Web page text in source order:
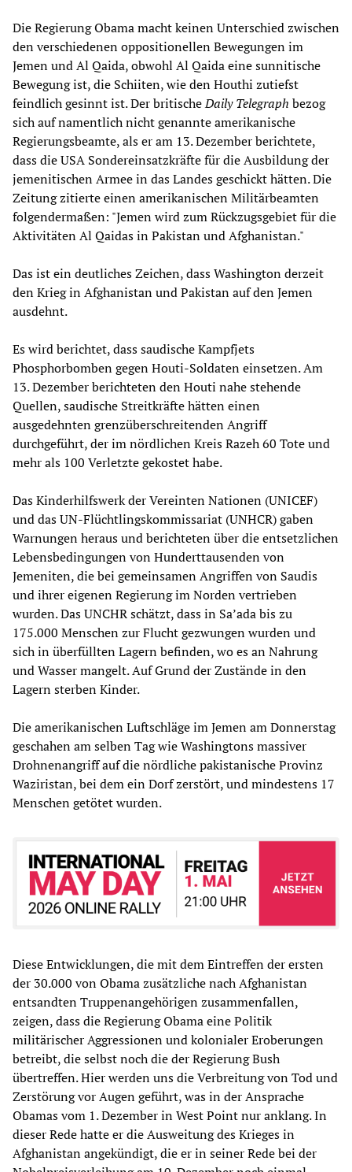
Die Regierung Obama macht keinen Unterschied zwischen
den verschiedenen oppositionellen Bewegungen im
Jemen und Al Qaida, obwohl Al Qaida eine sunnitische
Bewegung ist, die Schiiten, wie den Houthi zutiefst
feindlich gesinnt ist. Der britischeDaily Telegraph bezog
sich auf namentlich nicht genannte amerikanische
Regierungsbeamte, als er am 13. Dezember berichtete,
dass die USA Sondereinsatzkräfte für die Ausbildung der
jemenitischen Armee in das Landes geschickt hätten. Die
Zeitung zitierte einen amerikanischen Militärbeamten
folgendermaßen: "Jemen wird zum Rückzugsgebiet für die
Aktivitäten Al Qaidas in Pakistan und Afghanistan."
Das ist ein deutliches Zeichen, dass Washington derzeit
den Krieg in Afghanistan und Pakistan auf den Jemen
ausdehnt.
Es wird berichtet, dass saudische Kampfjets
Phosphorbomben gegen Houti-Soldaten einsetzen. Am
13. Dezember berichteten den Houti nahe stehende
Quellen, saudische Streitkräfte hätten einen
ausgedehnten grenzüberschreitenden Angriff
durchgeführt, der im nördlichen Kreis Razeh 60 Tote und
mehr als 100 Verletzte gekostet habe.
Das Kinderhilfswerk der Vereinten Nationen (UNICEF)
und das UN-Flüchtlingskommissariat (UNHCR) gaben
Warnungen heraus und berichteten über die entsetzlichen
Lebensbedingungen von Hunderttausenden von
Jemeniten, die bei gemeinsamen Angriffen von Saudis
und ihrer eigenen Regierung im Norden vertrieben
wurden. Das UNCHR schätzt, dass in Sa’ada bis zu
175.000 Menschen zur Flucht gezwungen wurden und
sich in überfüllten Lagern befinden, wo es an Nahrung
und Wasser mangelt. Auf Grund der Zustände in den
Lagern sterben Kinder.
Die amerikanischen Luftschläge im Jemen am Donnerstag
geschahen am selben Tag wie Washingtons massiver
Drohnenangriff auf die nördliche pakistanische Provinz
Waziristan, bei dem ein Dorf zerstört, und mindestens 17
Menschen getötet wurden.
Diese Entwicklungen, die mit dem Eintreffen der ersten
der 30.000 von Obama zusätzliche nach Afghanistan
entsandten Truppenangehörigen zusammenfallen,
zeigen, dass die Regierung Obama eine Politik
militärischer Aggressionen und kolonialer Eroberungen
betreibt, die selbst noch die der Regierung Bush
übertreffen. Hier werden uns die Verbreitung von Tod und
Zerstörung vor Augen geführt, was in der Ansprache
Obamas vom 1. Dezember in West Point nur anklang. In
dieser Rede hatte er die Ausweitung des Krieges in
Afghanistan angekündigt, die er in seiner Rede bei der